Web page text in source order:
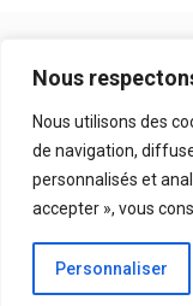
Nous
Nous utilisons des
de navigation,
personnalisés et
accepter », vous
Personnaliser
A propos|
d’utilisation|
©